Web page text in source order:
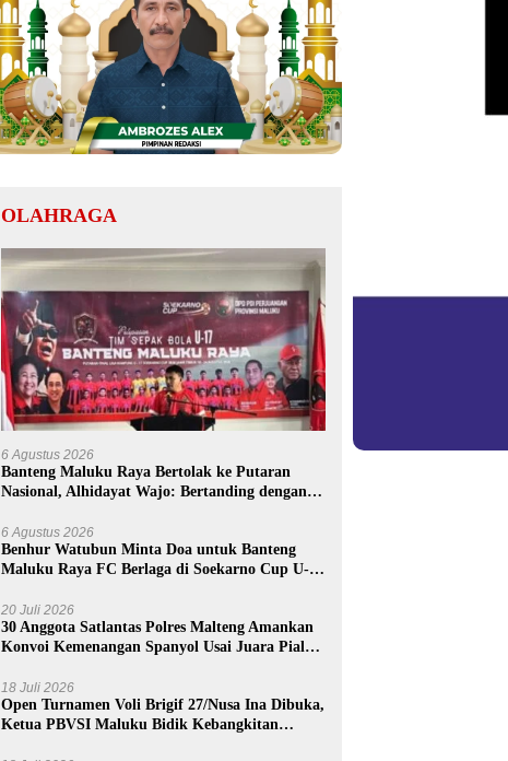
OLAHRAGA
6 Agustus 2026
Banteng Maluku Raya Bertolak ke Putaran
Nasional, Alhidayat Wajo: Bertanding dengan
6 Agustus 2026
Benhur Watubun Minta Doa untuk Banteng
Maluku Raya FC Berlaga di Soekarno Cup U-17
20 Juli 2026
30 Anggota Satlantas Polres Malteng Amankan
Konvoi Kemenangan Spanyol Usai Juara Piala
18 Juli 2026
Open Turnamen Voli Brigif 27/Nusa Ina Dibuka,
Ketua PBVSI Maluku Bidik Kebangkitan